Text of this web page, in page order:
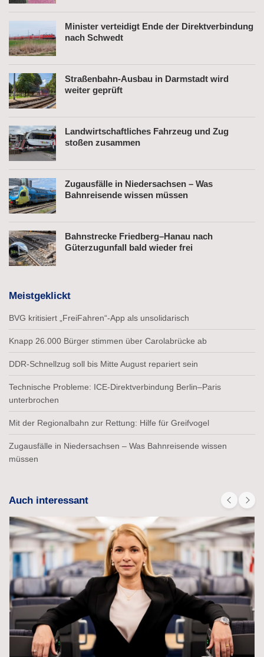
Minister verteidigt Ende der Direktverbindung
nach Schwedt
Straßenbahn-Ausbau in Darmstadt wird
weiter geprüft
Landwirtschaftliches Fahrzeug und Zug
stoßen zusammen
Zugausfälle in Niedersachsen – Was
Bahnreisende wissen müssen
Bahnstrecke Friedberg–Hanau nach
Güterzugunfall bald wieder frei
Meistgeklickt
BVG kritisiert „FreiFahren“-App als unsolidarisch
Knapp 26.000 Bürger stimmen über Carolabrücke ab
DDR-Schnellzug soll bis Mitte August repariert sein
Technische Probleme: ICE-Direktverbindung Berlin–Paris
unterbrochen
Mit der Regionalbahn zur Rettung: Hilfe für Greifvogel
Zugausfälle in Niedersachsen – Was Bahnreisende wissen
müssen
Auch interessant